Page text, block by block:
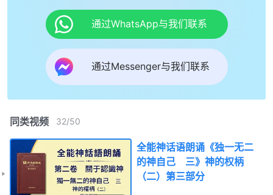
通过WhatsApp与我们联系
通过Messenger与我们联系
同类视频 32/50
全能神话语朗诵《独一无二
的神自己 三》神的权柄
（二）第三部分